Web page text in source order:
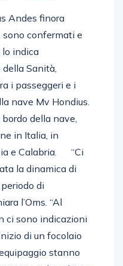
Andes finora
sono confermati e
lo indica
Sanità,
i passeggeri e i
nave Mv Hondius.
della nave,
in Italia, in
e Calabria. “Ci
la dinamica di
di
l’Oms. “Al
ci sono indicazioni
di un focolaio
stanno